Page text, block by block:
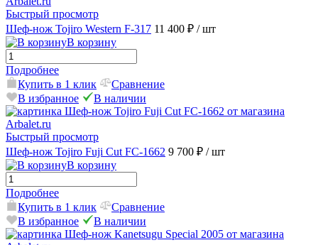
Быстрый просмотр
Шеф-нож Tojiro Western F-317 11 400 ₽ / шт
В корзину
Подробнее
Купить в 1 клик
Сравнение
В избранное
В наличии
Быстрый просмотр
Шеф-нож Tojiro Fuji Cut FC-1662 9 700 ₽ / шт
В корзину
Подробнее
Купить в 1 клик
Сравнение
В избранное
В наличии